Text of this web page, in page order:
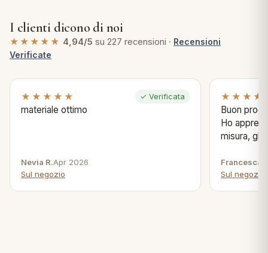
I clienti dicono di noi
★★★★★ 4,94/5 su 227 recensioni · Recensioni
Verificate
★★★★★ ✓ Verificata
materiale ottimo
Nevia R.Apr 2026
Sul negozio
Buon
Ho
misura, gli
Francesca
Sul negozio